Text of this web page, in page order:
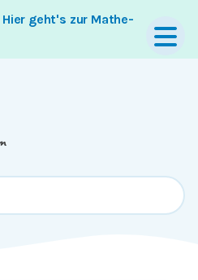
Hier geht's zur Mathe-